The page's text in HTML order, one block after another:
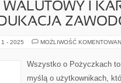
WALUTOWY I
1 - 2025 MOŻLIWOŚĆ
Wszystko o Pożyczkach
myślą o użytkownikach,